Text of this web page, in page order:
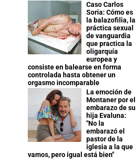
Caso Carlos
Soria: Cómo es
la balazofilia, la
práctica sexual
de vanguardia
que practica la
oligarquía
europea y
consiste en balearse en forma
controlada hasta obtener un
orgasmo incomparable
La emoción de
Montaner por el
embarazo de su
hija Evaluna:
"No la
embarazó el
pastor de la
iglesia a la que
vamos, pero igual está bien"